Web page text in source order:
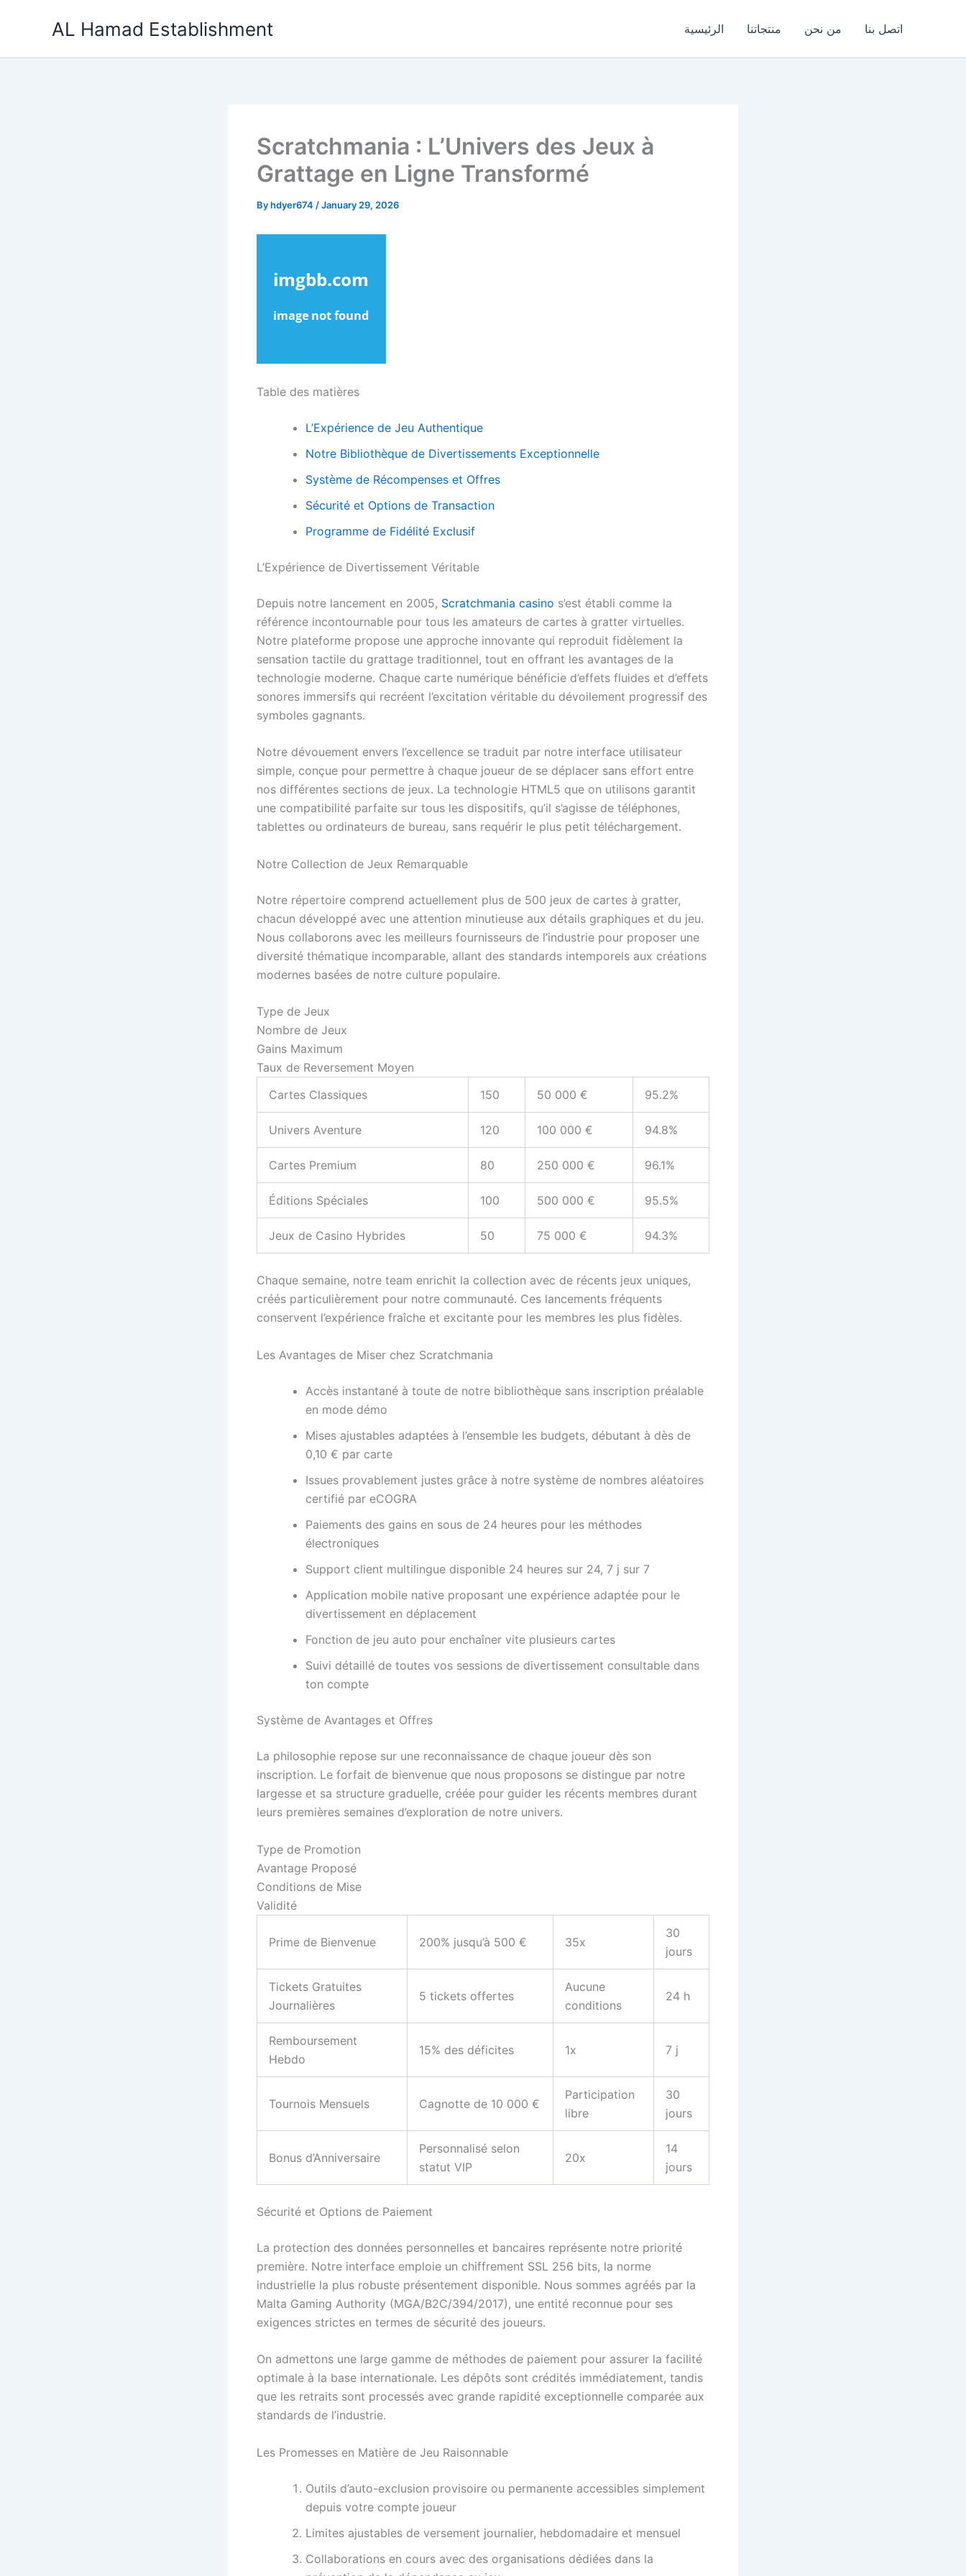
AL Hamad Establishment الرئيسية منتجاتنا من نحن اتصل بنا
Scratchmania : L’Univers des Jeux à
Grattage en Ligne Transformé
Byhdyer674 /January 29, 2026
Table des matières
L’Expérience de Jeu Authentique
Notre Bibliothèque de Divertissements Exceptionnelle
Système de Récompenses et Offres
Sécurité et Options de Transaction
Programme de Fidélité Exclusif
L’Expérience de Divertissement Véritable
Depuis notre lancement en 2005, Scratchmania casino s’est établi comme la
référence incontournable pour tous les amateurs de cartes à gratter virtuelles.
Notre plateforme propose une approche innovante qui reproduit fidèlement la
sensation tactile du grattage traditionnel, tout en offrant les avantages de la
technologie moderne. Chaque carte numérique bénéficie d’effets fluides et d’effets
sonores immersifs qui recréent l’excitation véritable du dévoilement progressif des
symboles gagnants.
Notre dévouement envers l’excellence se traduit par notre interface utilisateur
simple, conçue pour permettre à chaque joueur de se déplacer sans effort entre
nos différentes sections de jeux. La technologie HTML5 que on utilisons garantit
une compatibilité parfaite sur tous les dispositifs, qu’il s’agisse de téléphones,
tablettes ou ordinateurs de bureau, sans requérir le plus petit téléchargement.
Notre Collection de Jeux Remarquable
Notre répertoire comprend actuellement plus de 500 jeux de cartes à gratter,
chacun développé avec une attention minutieuse aux détails graphiques et du jeu.
Nous collaborons avec les meilleurs fournisseurs de l’industrie pour proposer une
diversité thématique incomparable, allant des standards intemporels aux créations
modernes basées de notre culture populaire.
Type de Jeux
Nombre de Jeux
Gains Maximum
Taux de Reversement Moyen
Cartes Classiques
150 50 000 € 95.2%
Univers Aventure 120 100 000 € 94.8%
Cartes Premium 80 250 000 € 96.1%
Éditions Spéciales 100 500 000 € 95.5%
Jeux de Casino Hybrides 50 75 000 € 94.3%
Chaque semaine, notre team enrichit la collection avec de récents jeux uniques,
créés particulièrement pour notre communauté. Ces lancements fréquents
conservent l’expérience fraîche et excitante pour les membres les plus fidèles.
Les Avantages de Miser chez Scratchmania
Accès instantané à toute de notre bibliothèque sans inscription préalable
en mode démo
Mises ajustables adaptées à l’ensemble les budgets, débutant à dès de
0,10 € par carte
Issues provablement justes grâce à notre système de nombres aléatoires
certifié par eCOGRA
Paiements des gains en sous de 24 heures pour les méthodes
électroniques
Support client multilingue disponible 24 heures sur 24, 7 j sur 7
Application mobile native proposant une expérience adaptée pour le
divertissement en déplacement
Fonction de jeu auto pour enchaîner vite plusieurs cartes
Suivi détaillé de toutes vos sessions de divertissement consultable dans
ton compte
Système de Avantages et Offres
La philosophie repose sur une reconnaissance de chaque joueur dès son
inscription. Le forfait de bienvenue que nous proposons se distingue par notre
largesse et sa structure graduelle, créée pour guider les récents membres durant
leurs premières semaines d’exploration de notre univers.
Type de Promotion
Avantage Proposé
Conditions de Mise
Validité
Prime de Bienvenue 200% jusqu’à 500 € 35x
30
jours
Tickets Gratuites
Journalières
5 tickets offertes
Aucune
conditions
24 h
Remboursement
Hebdo
15% des déficites 1x 7 j
Tournois Mensuels Cagnotte de 10 000 €
Participation
libre
30
jours
Bonus d’Anniversaire
Personnalisé selon
statut VIP
20x
14
jours
Sécurité et Options de Paiement
La protection des données personnelles et bancaires représente notre priorité
première. Notre interface emploie un chiffrement SSL 256 bits, la norme
industrielle la plus robuste présentement disponible. Nous sommes agréés par la
Malta Gaming Authority (MGA/B2C/394/2017), une entité reconnue pour ses
exigences strictes en termes de sécurité des joueurs.
On admettons une large gamme de méthodes de paiement pour assurer la facilité
optimale à la base internationale. Les dépôts sont crédités immédiatement, tandis
que les retraits sont processés avec grande rapidité exceptionnelle comparée aux
standards de l’industrie.
Les Promesses en Matière de Jeu Raisonnable
Outils d’auto-exclusion provisoire ou permanente accessibles simplement
depuis votre compte joueur
Limites ajustables de versement journalier, hebdomadaire et mensuel
Collaborations en cours avec des organisations dédiées dans la